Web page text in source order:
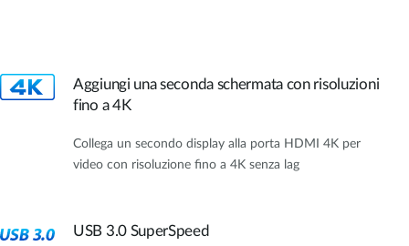
Aggiungi una seconda schermata con risoluzioni
fino a 4K
Collega un secondo display alla porta HDMI 4K per
video con risoluzione fino a 4K senza lag
USB 3.0 SuperSpeed